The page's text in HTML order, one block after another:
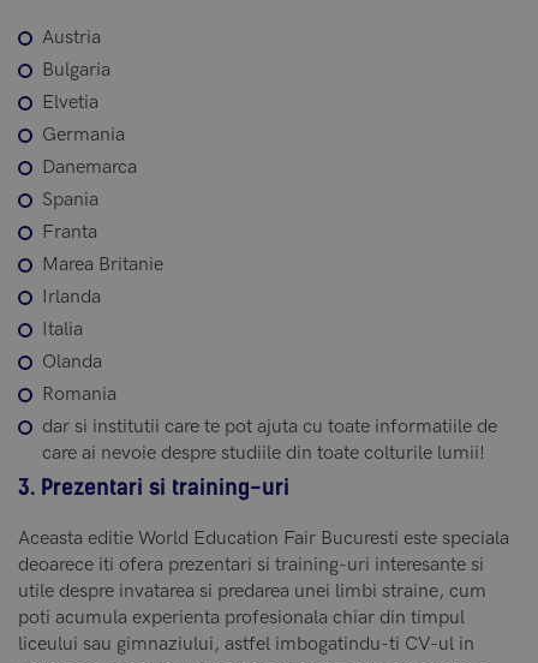
Austria
Bulgaria
Elvetia
Germania
Danemarca
Spania
Franta
Marea Britanie
Irlanda
Italia
Olanda
Romania
dar si institutii care te pot ajuta cu toate informatiile de
care ai nevoie despre studiile din toate colturile lumii!
3. Prezentari si training-uri
Aceasta editie World Education Fair Bucuresti este speciala
deoarece iti ofera prezentari si training-uri interesante si
utile despre invatarea si predarea unei limbi straine, cum
poti acumula experienta profesionala chiar din timpul
liceului sau gimnaziului, astfel imbogatindu-ti CV-ul in